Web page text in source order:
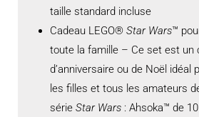
taille standard incluse
Cadeau LEGO® Star Wars™
toute la famille – Ce set est un
d’anniversaire ou de Noël idéal
les filles et tous les amateurs
série Star Wars : Ahsoka™ de